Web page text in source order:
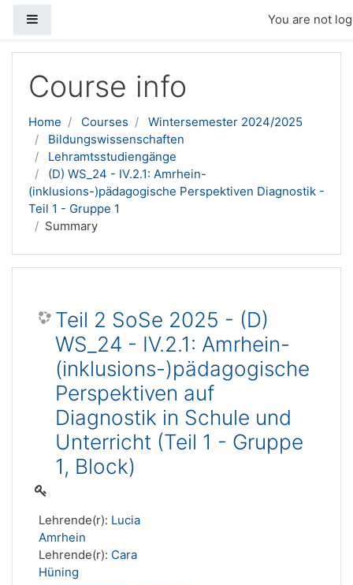
You are not
Course info
Home Courses
Wintersemester 2024/2025
Bildungswissenschaften
Lehramtsstudiengänge
(D) WS_24 - IV.2.1: Amrhein-
(inklusions-)pädagogische Perspektiven Diagnostik -
Teil 1 - Gruppe 1
Summary
Teil 2 SoSe 2025 - (D)
WS_24 - IV.2.1: Amrhein-
(inklusions-)pädagogische
Perspektiven auf
Diagnostik in Schule und
Unterricht (Teil 1 - Gruppe
1, Block)
Lehrende(r): Lucia
Amrhein
Lehrende(r): Cara
Hüning